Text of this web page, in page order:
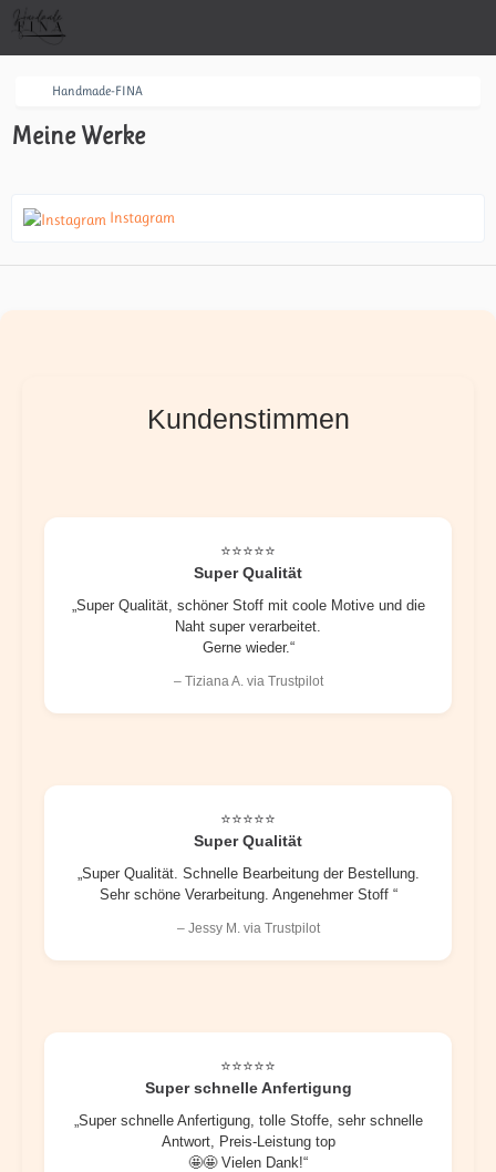
Handmade-FINA
Meine Werke
Instagram
Kundenstimmen
⭐⭐⭐⭐⭐
Super Qualität
„Super Qualität, schöner Stoff mit coole Motive und die
Naht super verarbeitet.
Gerne wieder.“
– Tiziana A. via Trustpilot
⭐⭐⭐⭐⭐
Super Qualität
„Super Qualität. Schnelle Bearbeitung der Bestellung.
Sehr schöne Verarbeitung. Angenehmer Stoff “
– Jessy M. via Trustpilot
⭐⭐⭐⭐⭐
Super schnelle Anfertigung
„Super schnelle Anfertigung, tolle Stoffe, sehr schnelle
Antwort, Preis-Leistung top
🤩🤩 Vielen Dank!“